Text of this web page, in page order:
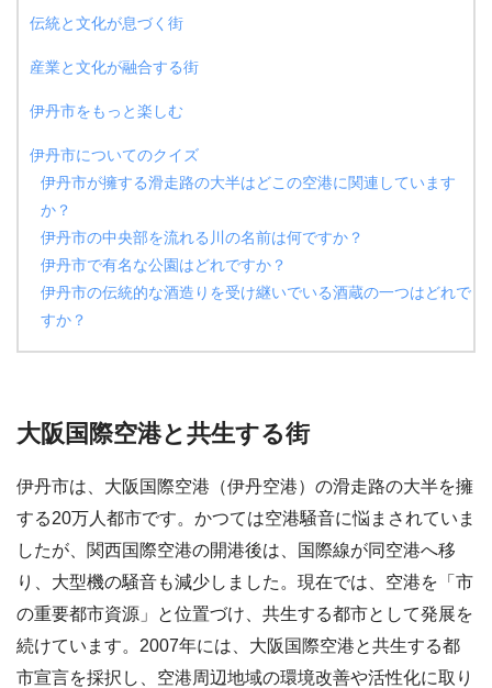
伝統と文化が息づく街
産業と文化が融合する街
伊丹市をもっと楽しむ
伊丹市についてのクイズ
伊丹市が擁する滑走路の大半はどこの空港に関連しています
か？
伊丹市の中央部を流れる川の名前は何ですか？
伊丹市で有名な公園はどれですか？
伊丹市の伝統的な酒造りを受け継いでいる酒蔵の一つはどれで
すか？
大阪国際空港と共生する街
伊丹市は、大阪国際空港（伊丹空港）の滑走路の大半を擁
する20万人都市です。かつては空港騒音に悩まされていま
したが、関西国際空港の開港後は、国際線が同空港へ移
り、大型機の騒音も減少しました。現在では、空港を「市
の重要都市資源」と位置づけ、共生する都市として発展を
続けています。2007年には、大阪国際空港と共生する都
市宣言を採択し、空港周辺地域の環境改善や活性化に取り